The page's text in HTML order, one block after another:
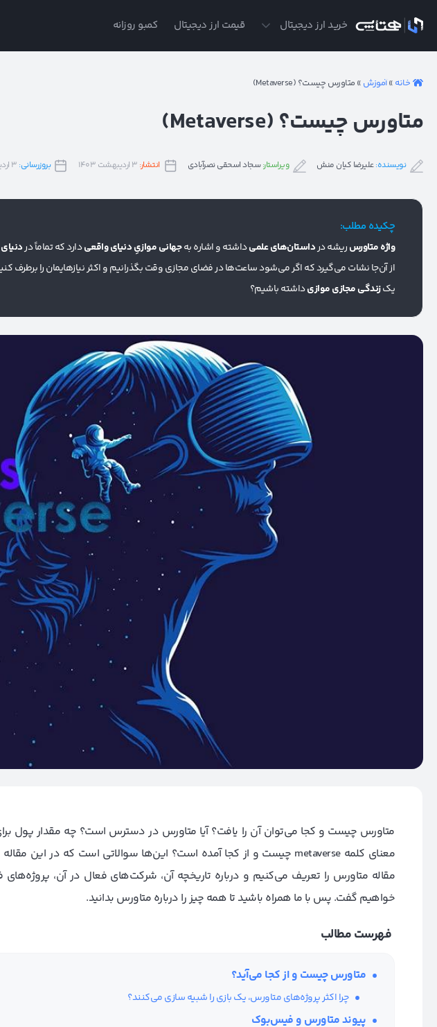
خرید ارز دیجیتال قیمت ارز دیجیتال کمبو روزانه
خانه »آموزش » متاورس چیست؟ (Metaverse)
متاورس چیست؟ (Metaverse)
نویسنده:علیرضا کیان منش ویراستار: سجاد اسحقی نصرآبادی انتشار: بروزرسانی:
چکیده مطلب:
واژه متاورسریشه درداستان‌های علمیداشته و اشاره بهجهانی موازیِ دنیای واقعیدارد که تماماً در
از آن‌جا نشات می‌گیرد که اگر می‌شود ساعت‌ها در فضای مجازی وقت بگذرانیم و اکثر نیازهایمان را برطرف
یکزندگی مجازی موازیداشته باشیم؟
متاورس چیست و کجا می‌توان آن را یافت؟ آیا متاورس در دسترس است؟ چه مقدار پول
معنای کلمه metaverse چیست و از کجا آمده است؟
این‌ها سوالاتی است که در این
مقاله متاورس را تعریف می‌کنیم و درباره تاریخچه آن، شرکت‌های فعال در آن،
خواهیم گفت. پس با ما همراه باشید تا همه چیز را درباره متاورس بدانید.
فهرست مطالب
متاورس چیست و از کجا می‌آید؟
چرا اکثر پروژه‌های متاورس، یک بازی را شبیه سازی می‌کنند؟
پیوند متاورس و فیس‌بوک